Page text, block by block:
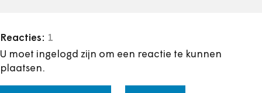
Reacties: 1
U moet ingelogd zijn om een reactie te kunnen
plaatsen.